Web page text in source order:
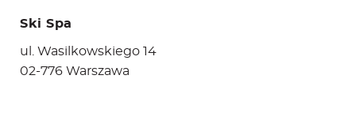
Ski Spa
ul. Wasilkowskiego 14
02-776 Warszawa